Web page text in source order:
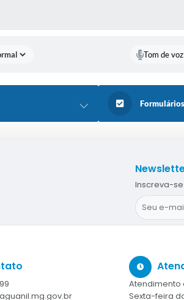
Tom de
Formulários
Atendimento
Sexta-feira
Inscreva-